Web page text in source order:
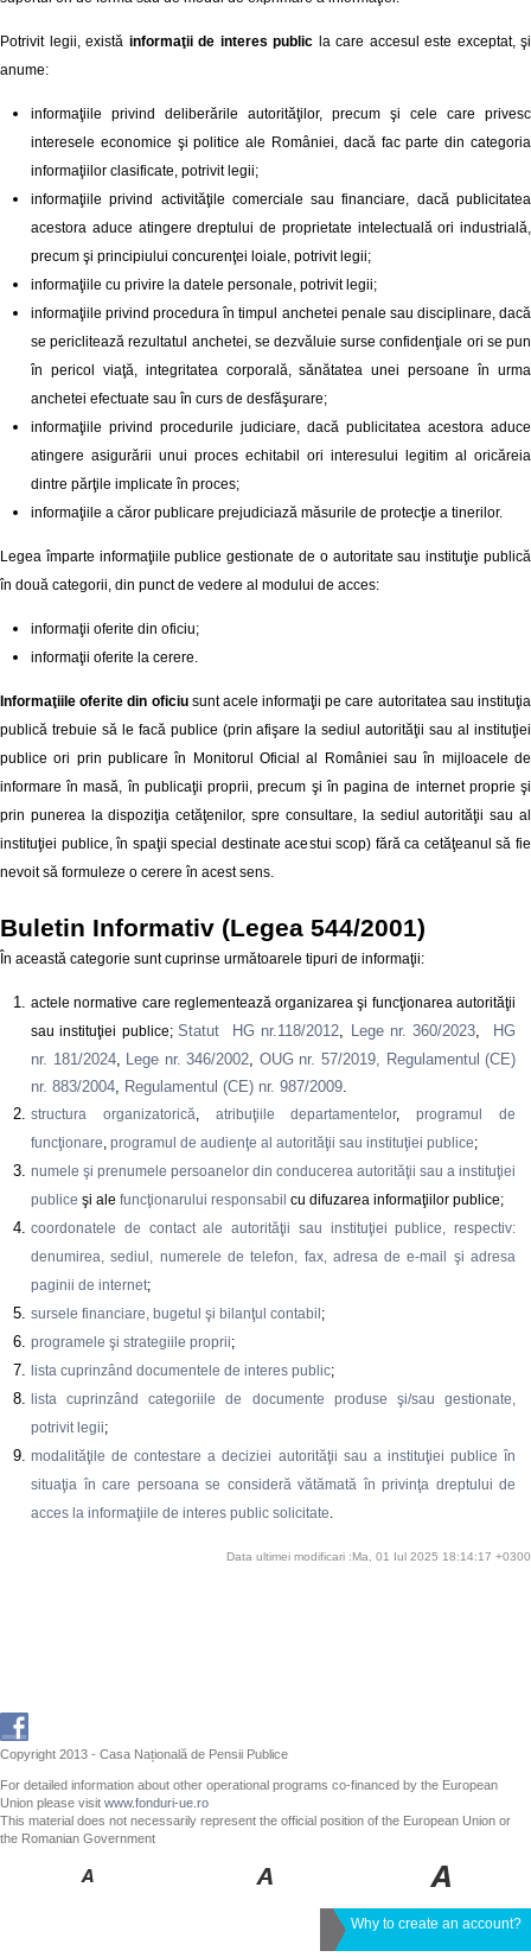
Potrivit legii, există informaţii de interes public la care accesul este exceptat, şi
anume:
informaţiile privind deliberările autorităţilor, precum şi cele care privesc
interesele economice şi politice ale României, dacă fac parte din categoria
informaţiilor clasificate, potrivit legii;
informaţiile privind activităţile comerciale sau financiare, dacă publicitatea
acestora aduce atingere dreptului de proprietate intelectuală ori industrială,
precum şi principiului concurenţei loiale, potrivit legii;
informaţiile cu privire la datele personale, potrivit legii;
informaţiile privind procedura în timpul anchetei penale sau disciplinare, dacă
se periclitează rezultatul anchetei, se dezvăluie surse confidenţiale ori se pun
în pericol viaţă, integritatea corporală, sănătatea unei persoane în urma
anchetei efectuate sau în curs de desfăşurare;
informaţiile privind procedurile judiciare, dacă publicitatea acestora aduce
atingere asigurării unui proces echitabil ori interesului legitim al oricăreia
dintre părţile implicate în proces;
informaţiile a căror publicare prejudiciază măsurile de protecţie a tinerilor.
Legea împarte informaţiile publice gestionate de o autoritate sau instituţie publică
în două categorii, din punct de vedere al modului de acces:
informaţii oferite din oficiu;
informaţii oferite la cerere.
Informaţiile oferite din oficiusunt acele informaţii pe care autoritatea sau instituţia
publică trebuie să le facă publice (prin afişare la sediul autorităţii sau al instituţiei
publice ori prin publicare în Monitorul Oficial al României sau în mijloacele de
informare în masă, în publicaţii proprii, precum şi în pagina de internet proprie şi
prin punerea la dispoziţia cetăţenilor, spre consultare, la sediul autorităţii sau al
instituţiei publice, în spaţii special destinate acestui scop) fără ca cetăţeanul să fie
nevoit să formuleze o cerere în acest sens.
Buletin Informativ (Legea 544/2001)
În această categorie sunt cuprinse următoarele tipuri de informaţii:
actele normative care reglementează organizarea şi funcţionarea autorităţii
sau instituţiei publice;Statut HG nr.118/2012 Lege nr. 360/2023
HG
nr. 181/2024, Lege nr. 346/2002 OUG nr. 57/2019,
Regulamentul (CE)
nr. 883/2004
Regulamentul (CE) nr. 987/2009
structura organizatorică, atribuţiile departamentelor,programul de
funcţionare, programul de audienţe al autorităţii sau instituţiei publice;
numele şi prenumele persoanelor din conducerea autorităţii sau a instituţiei
publice şi ale funcţionarului responsabil cu difuzarea informaţiilor publice;
coordonatele de contact ale autorităţii sau instituţiei publice, respectiv:
denumirea, sediul, numerele de telefon, fax, adresa de e-mail şi adresa
paginii de internet;
sursele financiare, bugetul şi bilanţul contabil;
programele şi strategiile proprii;
lista cuprinzând documentele de interes public;
lista cuprinzând categoriile de documente produse şi/sau gestionate,
potrivit legii;
modalităţile de contestare a deciziei autorităţii sau a instituţiei publice în
situaţia în care persoana se consideră vătămată în privinţa dreptului de
acces la informaţiile de interes public solicitate.
Data ultimei modificari :Ma, 01 Iul 2025 18:14:17 +0300
Copyright 2013 - Casa Națională de Pensii Publice
For detailed information about other operational programs co-financed by the European
Union please visit www.fonduri-ue.ro
This material does not necessarily represent the official position of the European Union or
the Romanian Government
Why to create an account?